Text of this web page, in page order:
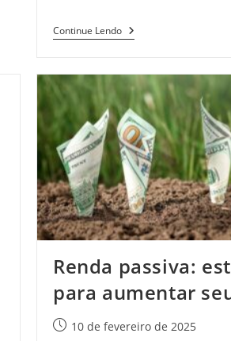
Continue LendoFundo
De
Que
É,
Regras
E
Como
Consultar
Renda passiva:
para aumentar
Post10 de fevereiro de 2025